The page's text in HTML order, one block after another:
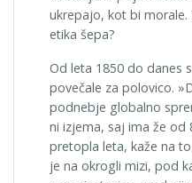
ukrepajo, kot bi morale.
etika šepa?
Od leta 1850 do danes
povečale za polovico.
podnebje globalno
ni izjema, saj ima že
pretopla leta, kaže na
je na okrogli mizi, pod